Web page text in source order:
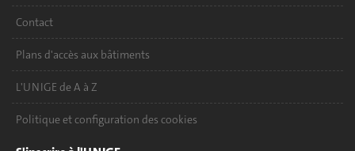
Contact
Plans d'accès aux bâtiments
L'UNIGE de A à Z
Politique et configuration des cookies